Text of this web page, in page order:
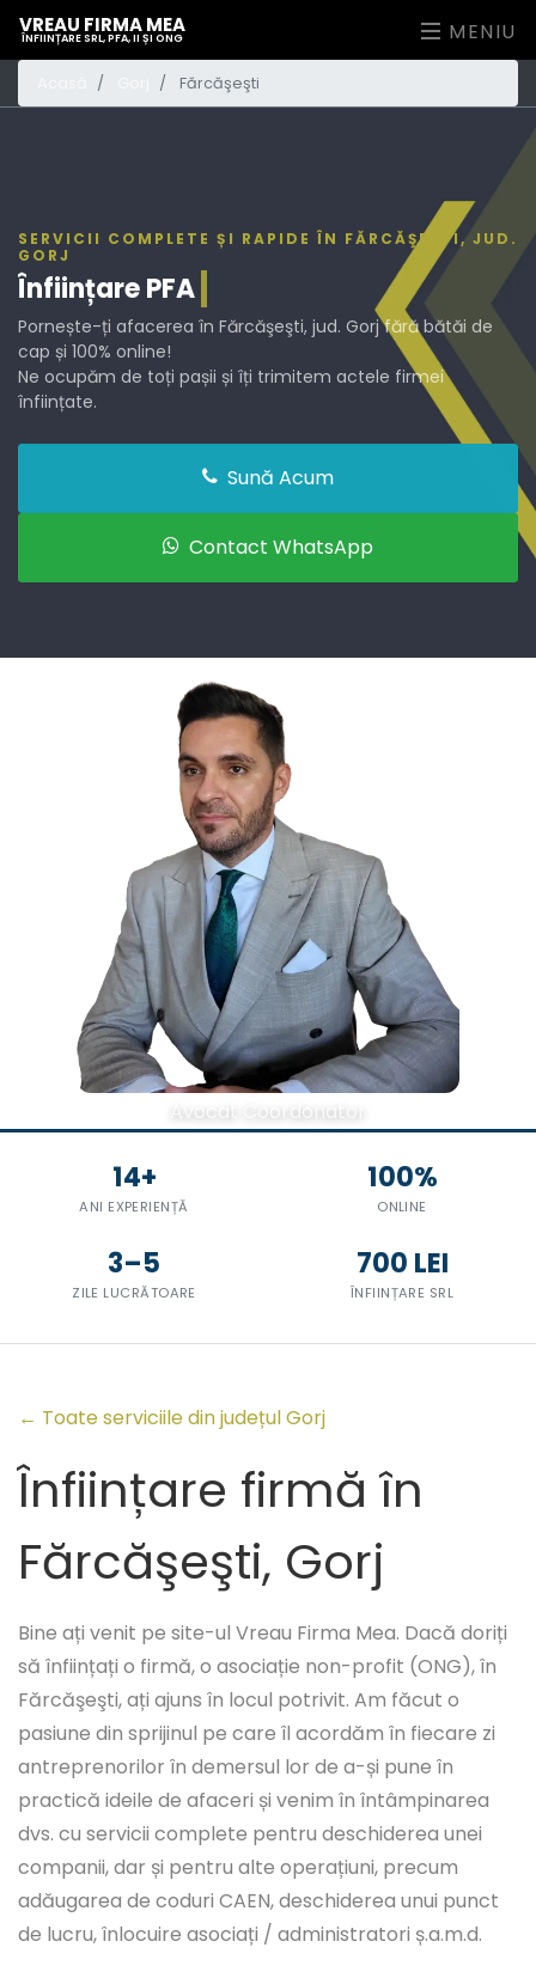
VREAU FIRMA MEA
ÎNFIINȚARE SRL, PFA, II ȘI ONG MENIU
Fărcăşeşti
SERVICII COMPLETE ȘI RAPIDE ÎN FĂRCĂŞEŞTI, JUD.
GORJ
ÎnființarePFA
Pornește-ți afacerea în Fărcăşeşti, jud. Gorj fără bătăi de
cap și 100% online!
Ne ocupăm de toți pașii și îți trimitem actele firmei
înființate.
Sună Acum
Contact WhatsApp
Avocat Coordonator
14+
ANI EXPERIENȚĂ
100%
ONLINE
3–5
ZILE LUCRĂTOARE
700 LEI
ÎNFIINȚARE SRL
← Toate serviciile din județul Gorj
Înființare firmă în
Fărcăşeşti, Gorj
Bine ați venit pe site-ul Vreau Firma Mea. Dacă doriți
să înființați o firmă, o asociație non-profit (ONG), în
Fărcăşeşti, ați ajuns în locul potrivit. Am făcut o
pasiune din sprijinul pe care îl acordăm în fiecare zi
antreprenorilor în demersul lor de a-și pune în
practică ideile de afaceri și venim în întâmpinarea
dvs. cu servicii complete pentru deschiderea unei
companii, dar și pentru alte operațiuni, precum
adăugarea de coduri CAEN, deschiderea unui punct
de lucru, înlocuire asociați / administratori ș.a.m.d.